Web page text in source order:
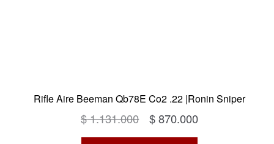
Rifle Aire Beeman Qb78E Co2 .22 |Ronin Sniper
$1.131.000
El
precio
$870.000El
precio